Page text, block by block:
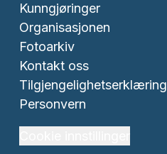
Kunngjøringer
Organisasjonen
Fotoarkiv
Kontakt oss
Tilgjengelighetserklæring
Personvern